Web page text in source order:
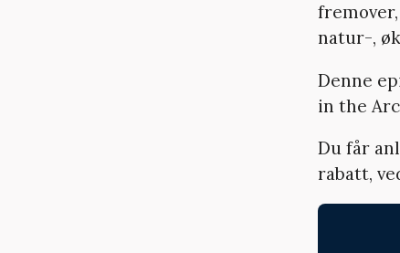
natur-,
Denne
in the
Du får
rabatt,